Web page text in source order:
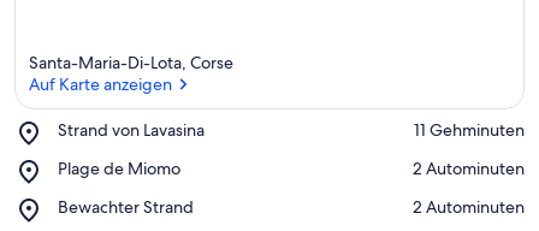
Santa-Maria-Di-Lota, Corse
Auf Karte anzeigen
Strand von Lavasina
Place,
von
‪11 Gehminuten‬
Plage de Miomo
Place,
de
‪2 Autominuten‬
Bewachter Strand
Place,
‪2 Autominuten‬